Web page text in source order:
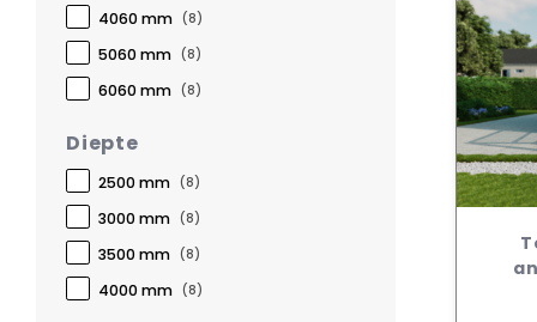
4060 mm (8)
5060 mm (8)
6060 mm (8)
Diepte
2500 mm (8)
3000 mm (8)
3500 mm (8)
4000 mm (8)